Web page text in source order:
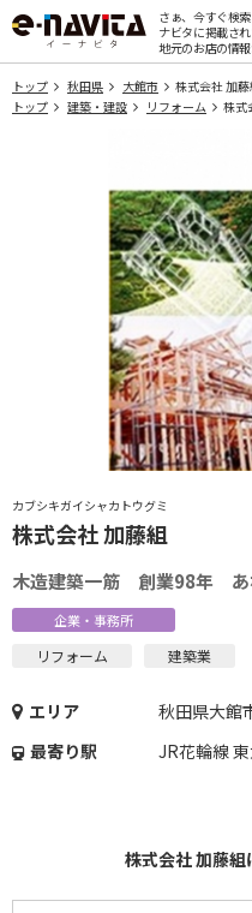
さぁ、今すぐ検索
ナビタに掲載さ
地元のお店の情報
トップ 秋田県 大館市
株式会社 加藤
トップ
建築・建設 リフォーム 株式
カブシキガイシャカトウグミ
株式会社 加藤組
木造建築一筋 創業98年 あ
企業・事務所
リフォーム 建築業
エリア
秋田県大館
最寄り駅
JR花輪線
株式会社 加藤組